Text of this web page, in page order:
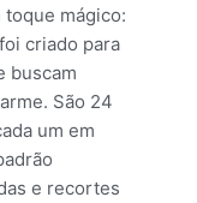
mágico:
criado para
buscam
São 24
um em
e recortes